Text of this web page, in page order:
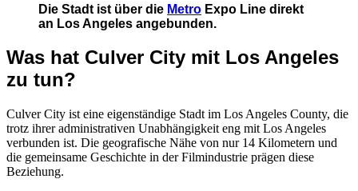
Die Stadt ist über die Metro Expo Line direkt
an Los Angeles angebunden.
Was hat Culver City mit Los Angeles
zu tun?
Culver City ist eine eigenständige Stadt im Los Angeles County, die
trotz ihrer administrativen Unabhängigkeit eng mit Los Angeles
verbunden ist. Die geografische Nähe von nur 14 Kilometern und
die gemeinsame Geschichte in der Filmindustrie prägen diese
Beziehung.